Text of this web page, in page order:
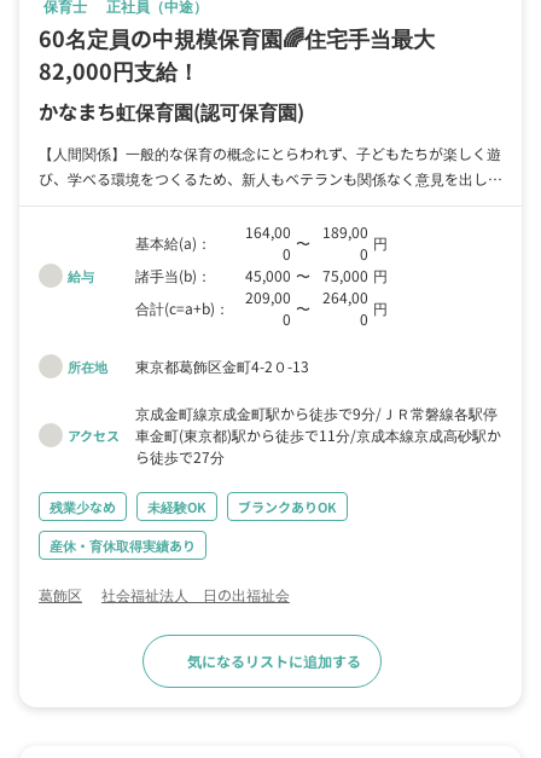
保育士 正社員（中途）
60名定員の中規模保育園🌈住宅手当最大
82,000円支給！
かなまち虹保育園(認可保育園)
【人間関係】一般的な保育の概念にとらわれず、子どもたちが楽しく遊
び、学べる環境をつくるため、新人もベテランも関係なく意見を出し合
いながら働ける職場です。
給与
基本給(a)：
164,00
0
〜
189,00
0
円
諸手当(b)：
45,000 〜 75,000 円
合計(c=a+b)：
209,00
0
〜
264,00
0
円
所在地 東京都葛飾区金町4-2０-13
アクセス
京成金町線京成金町駅から徒歩で9分
ＪＲ常磐線各駅停
車金町(東京都)駅から徒歩で11分 京成本線京成高砂駅か
ら徒歩で27分
残業少なめ 未経験OK
ブランクありOK
産休・育休取得実績あり
葛飾区 社会福祉法人 日の出福祉会
気になるリストに追加する